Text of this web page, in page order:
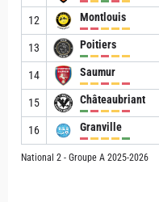
12 Montlouis
13 Poitiers
14 Saumur
15 Châteaubriant
16 Granville
National 2 - Groupe A 2025-2026